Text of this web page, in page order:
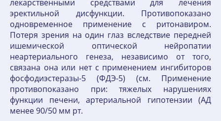
лекарственными средствами для лечения
эректильной дисфункции. Противопоказано
одновременное применение с ритонавиром.
Потеря зрения на один глаз вследствие передней
ишемической оптической нейропатии
неартериального генеза, независимо от того,
связана она или нет с применением ингибиторов
фосфодиэстеразы-5 (ФДЭ-5) (см. Применение
противопоказано при: тяжелых нарушениях
функции печени, артериальной гипотензии (АД
менее 90/50 мм рт.